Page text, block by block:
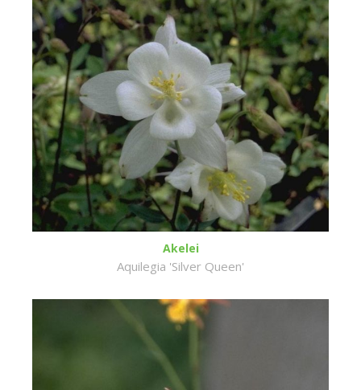
Akelei
Aquilegia 'Silver Queen'